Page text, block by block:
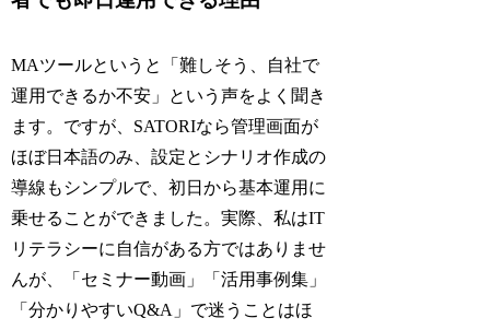
MAツールというと「難しそう、自社で
運用できるか不安」という声をよく聞き
ます。ですが、SATORIなら管理画面が
ほぼ日本語のみ、設定とシナリオ作成の
導線もシンプルで、初日から基本運用に
乗せることができました。実際、私はIT
リテラシーに自信がある方ではありませ
んが、「セミナー動画」「活用事例集」
「分かりやすいQ&A」で迷うことはほ